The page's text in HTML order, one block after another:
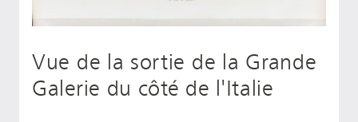
Vue de la sortie de la Grande
Galerie du côté de l'Italie